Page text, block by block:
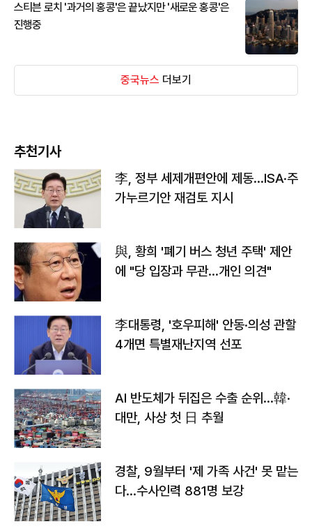
스티븐 로치 '과거의 홍콩'은 끝났지만 '새로운 홍콩'은
진행중
중국뉴스 더보기
추천기사
李, 정부 세제개편안에 제동…ISA·주
가누르기안 재검토 지시
與, 황희 '폐기 버스 청년 주택' 제안
에 "당 입장과 무관…개인 의견"
李대통령, '호우피해' 안동·의성 관할
4개면 특별재난지역 선포
AI 반도체가 뒤집은 수출 순위…韓·
대만, 사상 첫 日 추월
경찰, 9월부터 '제 가족 사건' 못 맡는
다…수사인력 881명 보강